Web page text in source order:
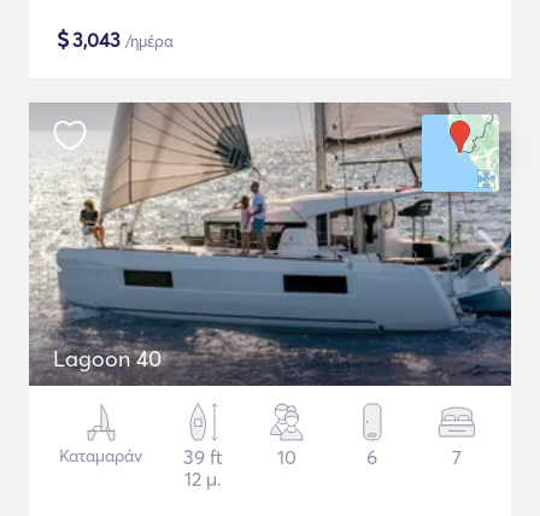
$3,043 /ημέρα
Lagoon 40
Καταμαράν
39 ft
12 μ.
10 6 7